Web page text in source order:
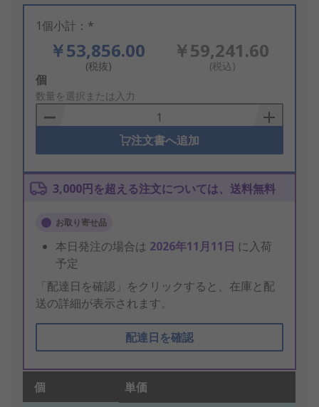
1個小計：*
￥53,856.00
(税抜)
￥59,241.60
(税込)
Add
to
Basket
個
数量を選択または入力
注文書へ追加
3,000円を超える注文については、送料無料
お取り寄せ品
本日発注の場合は 2026年11月11日 に入荷
予定
「配達日を確認」をクリックすると、在庫と配
送の詳細が表示されます。
配達日を確認
個 単価